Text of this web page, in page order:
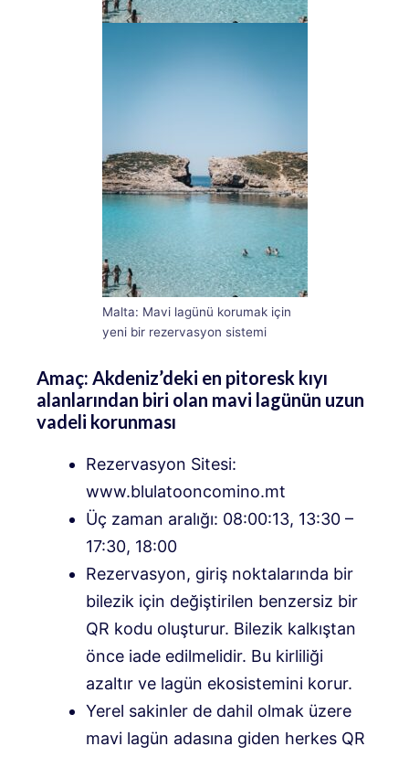
Malta: Mavi lagünü korumak için
yeni bir rezervasyon sistemi
Amaç: Akdeniz’deki en pitoresk kıyı
alanlarından biri olan mavi lagünün uzun
vadeli korunması
Rezervasyon Sitesi:
www.blulatooncomino.mt
Üç zaman aralığı: 08:00:13, 13:30 –
17:30, 18:00
Rezervasyon, giriş noktalarında bir
bilezik için değiştirilen benzersiz bir
QR kodu oluşturur. Bilezik kalkıştan
önce iade edilmelidir. Bu kirliliği
azaltır ve lagün ekosistemini korur.
Yerel sakinler de dahil olmak üzere
mavi lagün adasına giden herkes QR